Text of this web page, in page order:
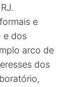
e
e dos
arco de
dos